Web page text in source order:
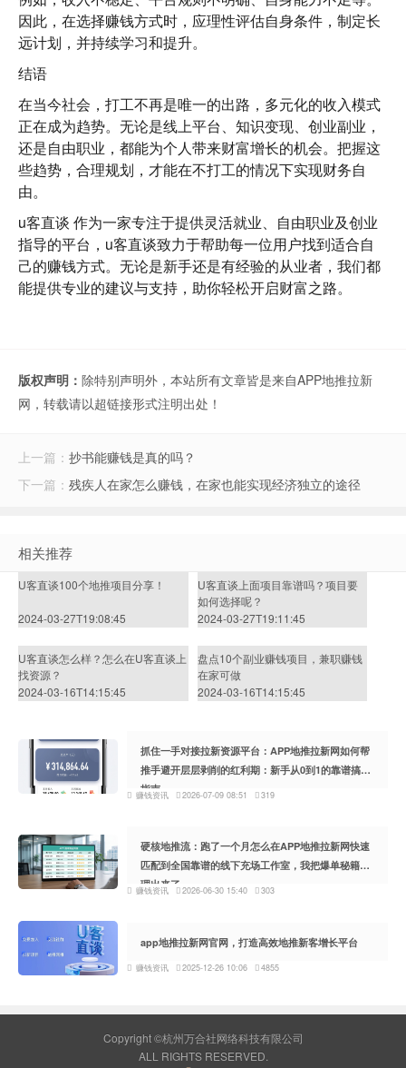
因此，在选择赚钱方式时，应理性评估自身条件，制定长
远计划，并持续学习和提升。
结语
在当今社会，打工不再是唯一的出路，多元化的收入模式
正在成为趋势。无论是线上平台、知识变现、创业副业，
还是自由职业，都能为个人带来财富增长的机会。把握这
些趋势，合理规划，才能在不打工的情况下实现财务自
由。
u客直谈 作为一家专注于提供灵活就业、自由职业及创业
指导的平台，u客直谈致力于帮助每一位用户找到适合自
己的赚钱方式。无论是新手还是有经验的从业者，我们都
能提供专业的建议与支持，助你轻松开启财富之路。
版权声明： 除特别声明外，本站所有文章皆是来自APP地推拉新
网，转载请以超链接形式注明出处！
上一篇： 抄书能赚钱是真的吗？
下一篇： 残疾人在家怎么赚钱，在家也能实现经济独立的途径
相关推荐
U客直谈100个地推项目分享！
2024-03-27T19:08:45
U客直谈上面项目靠谱吗？项目要
如何选择呢？
2024-03-27T19:11:45
U客直谈怎么样？怎么在U客直谈上
找资源？
2024-03-16T14:15:45
盘点10个副业赚钱项目，兼职赚钱
在家可做
2024-03-16T14:15:45
抓住一手对接拉新资源平台：APP地推拉新网如何帮
推手避开层层剥削的红利期：新手从0到1的靠谱搞钱
指南
赚钱资讯 2026-07-09 08:51 319
硬核地推流：跑了一个月怎么在APP地推拉新网快速
匹配到全国靠谱的线下充场工作室，我把爆单秘籍整
理出来了
赚钱资讯 2026-06-30 15:40 303
app地推拉新网官网，打造高效地推新客增长平台
赚钱资讯 2025-12-26 10:06 4855
Copyright ©杭州万合社网络科技有限公司
ALL RIGHTS RESERVED.